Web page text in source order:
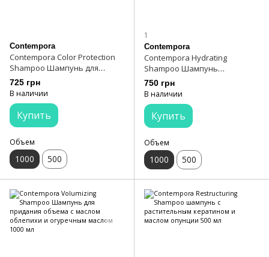
Contempora
Contempora Color Protection
Shampoo Шампунь для
сохранения цвета с маслом
облепихи и граната 1000 мл
725 грн
В наличии
Купить
Объем
1000 500
1
Contempora
Contempora Hydrating
Shampoo Шампунь
увлажняющий с маслом
облепихи и маслом манго
750 грн
В наличии
Купить
Объем
1000 500